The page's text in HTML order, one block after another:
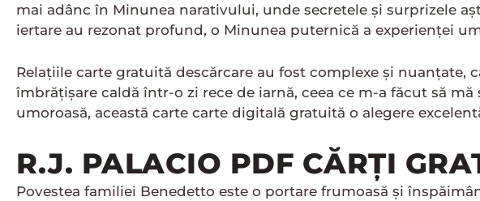
mai adânc în Minunea narativului, unde secretele și surprizele
iertare au rezonat profund, o Minunea puternică a experienței
Relațiile carte gratuită descărcare au fost complexe și
îmbrățișare caldă într-o zi rece de iarnă, ceea ce m-a făcut să
umoroasă, această carte carte digitală gratuită o alegere
R.J. PALACIO PDF CĂRȚI
Povestea familiei Benedetto este o portare frumoasă și